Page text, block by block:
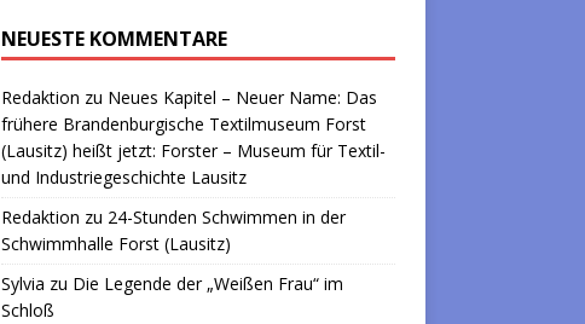
NEUESTE KOMMENTARE
Redaktion zu Neues Kapitel – Neuer Name: Das
frühere Brandenburgische Textilmuseum Forst
(Lausitz) heißt jetzt: Forster – Museum für Textil-
und Industriegeschichte Lausitz
Redaktion zu 24-Stunden Schwimmen in der
Schwimmhalle Forst (Lausitz)
Sylvia zu Die Legende der „Weißen Frau“ im
Schloß